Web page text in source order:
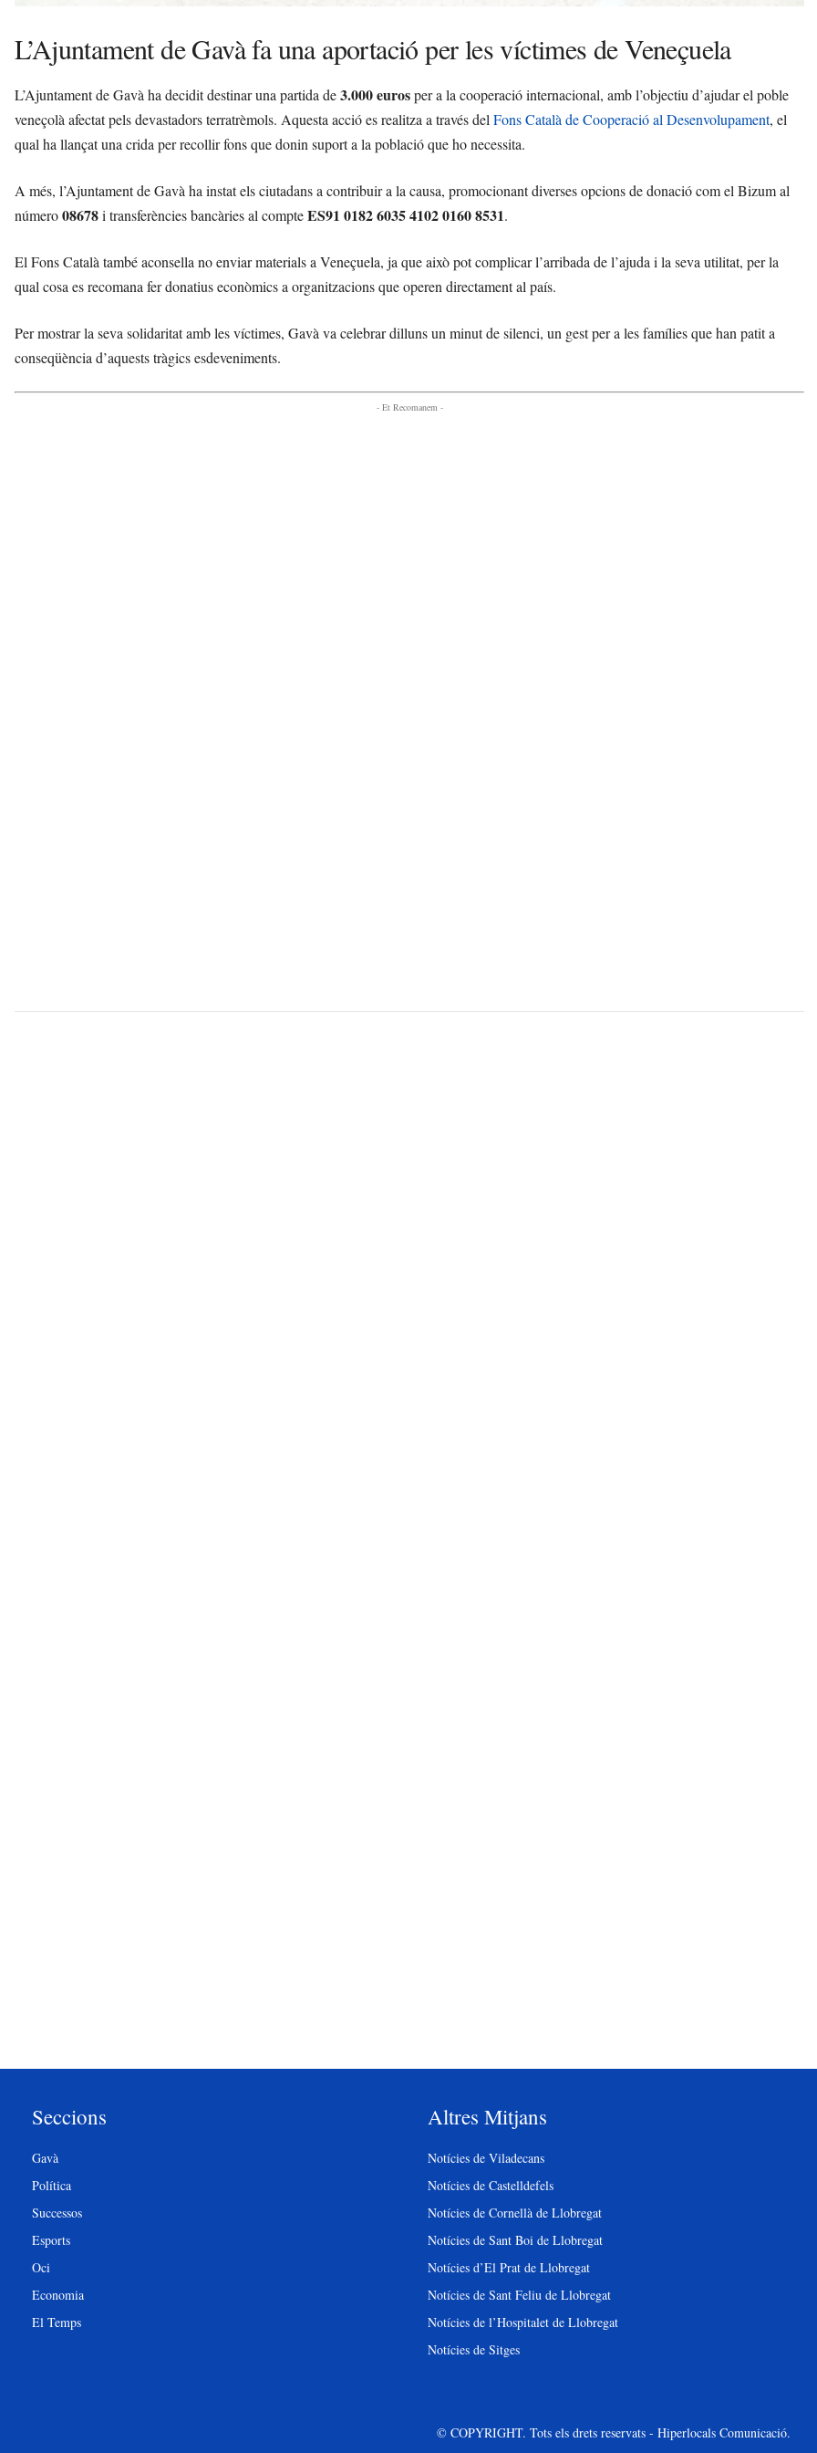
L’Ajuntament de Gavà fa una aportació per les víctimes de Veneçuela
L’Ajuntament de Gavà ha decidit destinar una partida de3.000 eurosper a la cooperació internacional, amb l’objectiu d’ajudar el poble
veneçolà afectat pels devastadors terratrèmols. Aquesta acció es realitza a través del Fons Català de Cooperació al Desenvolupament, el
qual ha llançat una crida per recollir fons que donin suport a la població que ho necessita.
A més, l’Ajuntament de Gavà ha instat els ciutadans a contribuir a la causa, promocionant diverses opcions de donació com el Bizum al
número08678i transferències bancàries al compteES91 0182 6035 4102 0160 8531.
El Fons Català també aconsella no enviar materials a Veneçuela, ja que això pot complicar l’arribada de l’ajuda i la seva utilitat, per la
qual cosa es recomana fer donatius econòmics a organitzacions que operen directament al país.
Per mostrar la seva solidaritat amb les víctimes, Gavà va celebrar dilluns un minut de silenci, un gest per a les famílies que han patit a
conseqüència d’aquests tràgics esdeveniments.
- Et Recomanem -
Seccions
Gavà
Política
Successos
Esports
Oci
Economia
El Temps
Altres Mitjans
Notícies de Viladecans
Notícies de Castelldefels
Notícies de Cornellà de Llobregat
Notícies de Sant Boi de Llobregat
Notícies d’El Prat de Llobregat
Notícies de Sant Feliu de Llobregat
Notícies de l’Hospitalet de Llobregat
Notícies de Sitges
© COPYRIGHT. Tots els drets reservats - Hiperlocals Comunicació.